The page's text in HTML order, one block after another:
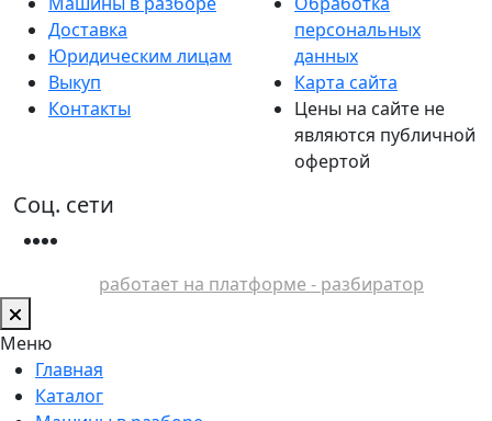
Доставка
Юридическим лицам
Выкуп
Контакты
персональных
данных
Карта сайта
Цены на сайте не
являются публичной
офертой
Соц. сети
работает на платформе - разбиратор
Меню
Главная
Каталог